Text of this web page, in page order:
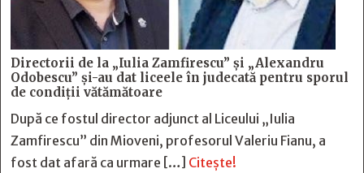
Directorii de la „Iulia Zamfirescu” și „Alexandru
Odobescu” și-au dat liceele în judecată pentru sporul
de condiții vătămătoare
După ce fostul director adjunct al Liceului „Iulia
Zamfirescu” din Mioveni, profesorul Valeriu Fianu, a
fost dat afară ca urmare […] Citește!